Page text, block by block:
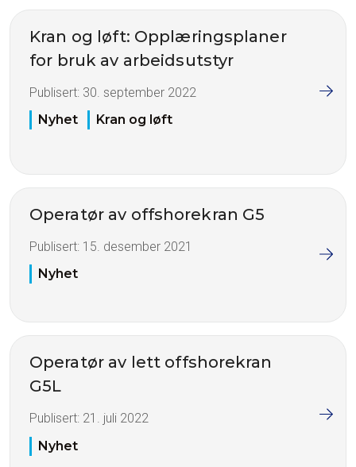
Kran og løft: Opplæringsplaner
for bruk av arbeidsutstyr
Publisert: 30. september 2022
Nyhet
Kran og løft
Operatør av offshorekran G5
Publisert: 15. desember 2021
Nyhet
Operatør av lett offshorekran
G5L
Publisert: 21. juli 2022
Nyhet